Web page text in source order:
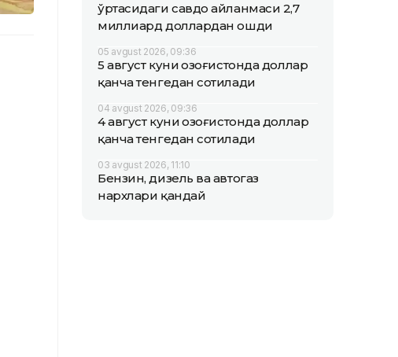
ўртасидаги савдо айланмаси 2,7
миллиард доллардан ошди
05 avgust 2026, 09:36
5 август куни Қозоғистонда доллар
қанча тенгедан сотилади
04 avgust 2026, 09:36
4 август куни Қозоғистонда доллар
қанча тенгедан сотилади
03 avgust 2026, 11:10
Бензин, дизель ва автогаз
нархлари қандай